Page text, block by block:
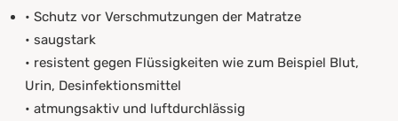
• Schutz vor Verschmutzungen der Matratze
• saugstark
• resistent gegen Flüssigkeiten wie zum Beispiel Blut,
Urin, Desinfektionsmittel
• atmungsaktiv und luftdurchlässig